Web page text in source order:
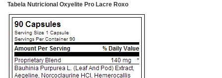
Tabela Nutricional Oxyelite Pro Lacre Roxo